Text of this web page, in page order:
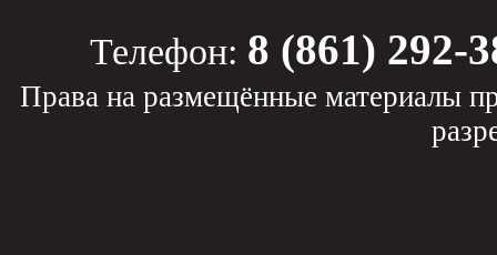
Телефон: 8 (861) 292-
Права на размещённые материалы